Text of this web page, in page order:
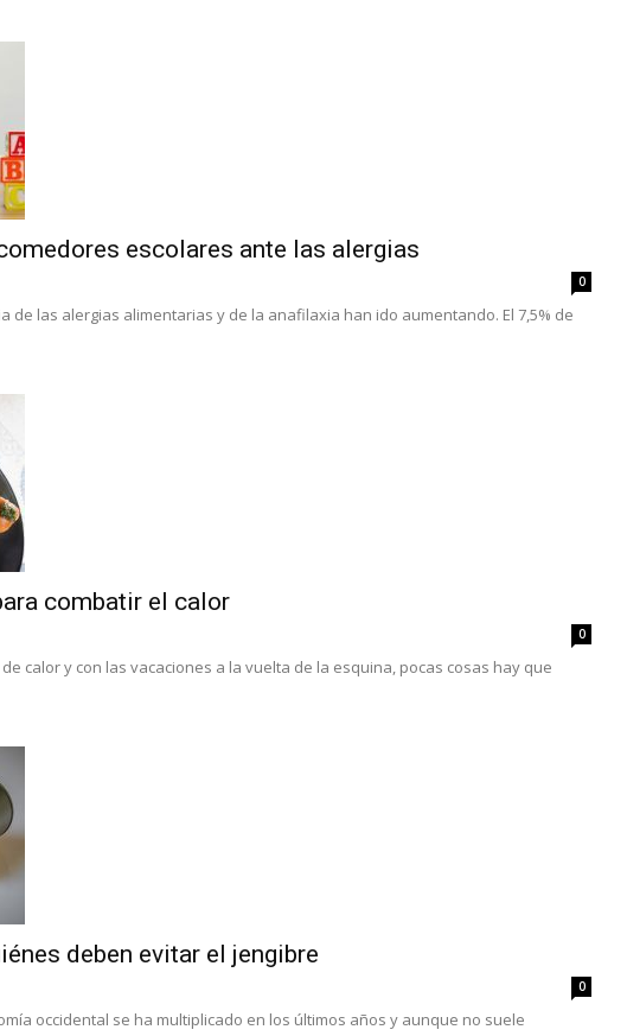
escolares ante las alergias
0
de las alergias alimentarias y de la anafilaxia han ido aumentando. El 7,5% de
combatir el calor
0
calor y con las vacaciones a la vuelta de la esquina, pocas cosas hay que
deben evitar el jengibre
0
occidental se ha multiplicado en los últimos años y aunque no suele